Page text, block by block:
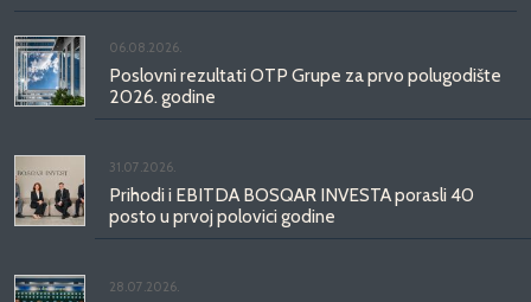
06.08.2026.
Poslovni rezultati OTP Grupe za prvo polugodište
2026. godine
31.07.2026.
Prihodi i EBITDA BOSQAR INVESTA porasli 40
posto u prvoj polovici godine
28.07.2026.